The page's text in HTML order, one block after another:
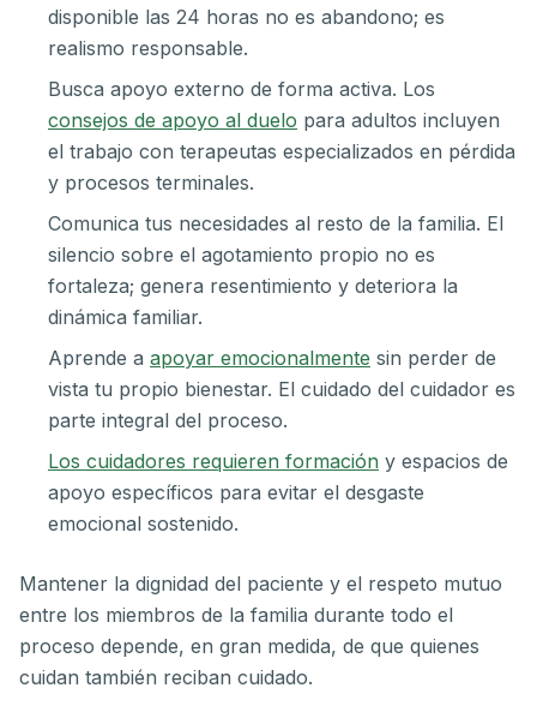
disponible las 24 horas no es abandono; es
realismo responsable.
Busca apoyo externo de forma activa. Los
consejos de apoyo al duelo para adultos incluyen
el trabajo con terapeutas especializados en pérdida
y procesos terminales.
Comunica tus necesidades al resto de la familia. El
silencio sobre el agotamiento propio no es
fortaleza; genera resentimiento y deteriora la
dinámica familiar.
Aprende a apoyar emocionalmente sin perder de
vista tu propio bienestar. El cuidado del cuidador es
parte integral del proceso.
Los cuidadores requieren formación y espacios de
apoyo específicos para evitar el desgaste
emocional sostenido.
Mantener la dignidad del paciente y el respeto mutuo
entre los miembros de la familia durante todo el
proceso depende, en gran medida, de que quienes
cuidan también reciban cuidado.